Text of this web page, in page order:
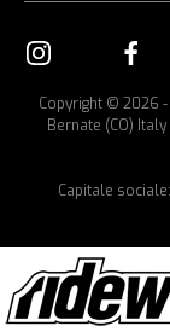
Copyright © 2026
Bernate (CO)
Capitale